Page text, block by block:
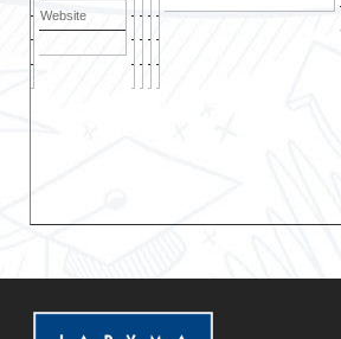
Website